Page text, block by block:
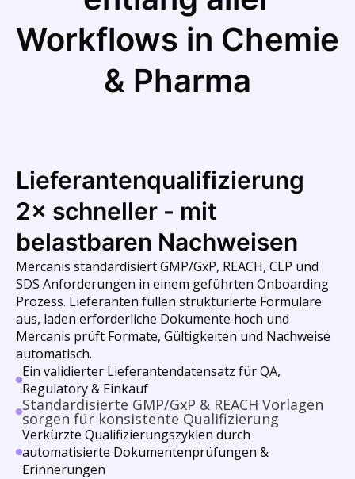
Workflows in Chemie
& Pharma
Lieferantenqualifizierung
2× schneller - mit
belastbaren Nachweisen
Mercanis standardisiert GMP/GxP, REACH, CLP und
SDS Anforderungen in einem geführten Onboarding
Prozess. Lieferanten füllen strukturierte Formulare
aus, laden erforderliche Dokumente hoch und
Mercanis prüft Formate, Gültigkeiten und Nachweise
automatisch.
Ein validierter Lieferantendatensatz für QA,
Regulatory & Einkauf
Standardisierte GMP/GxP & REACH Vorlagen
sorgen für konsistente Qualifizierung
Verkürzte Qualifizierungszyklen durch
automatisierte Dokumentenprüfungen &
Erinnerungen